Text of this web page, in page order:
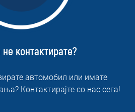
контактирате?
автомобил или имате
Контактирајте со нас сега!